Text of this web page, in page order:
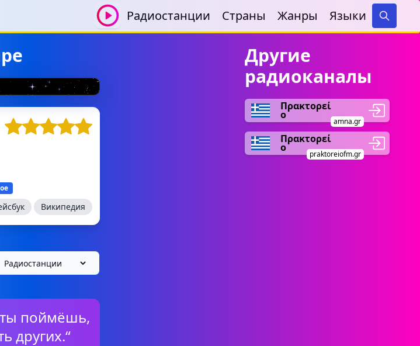
Радиостанции Страны Жанры Языки
Search
Википедия
ты поймёшь,
других.“
Другие
радиоканалы
Πρακτορεί
ο
amna.gr
Πρακτορεί
ο
praktoreiofm.gr